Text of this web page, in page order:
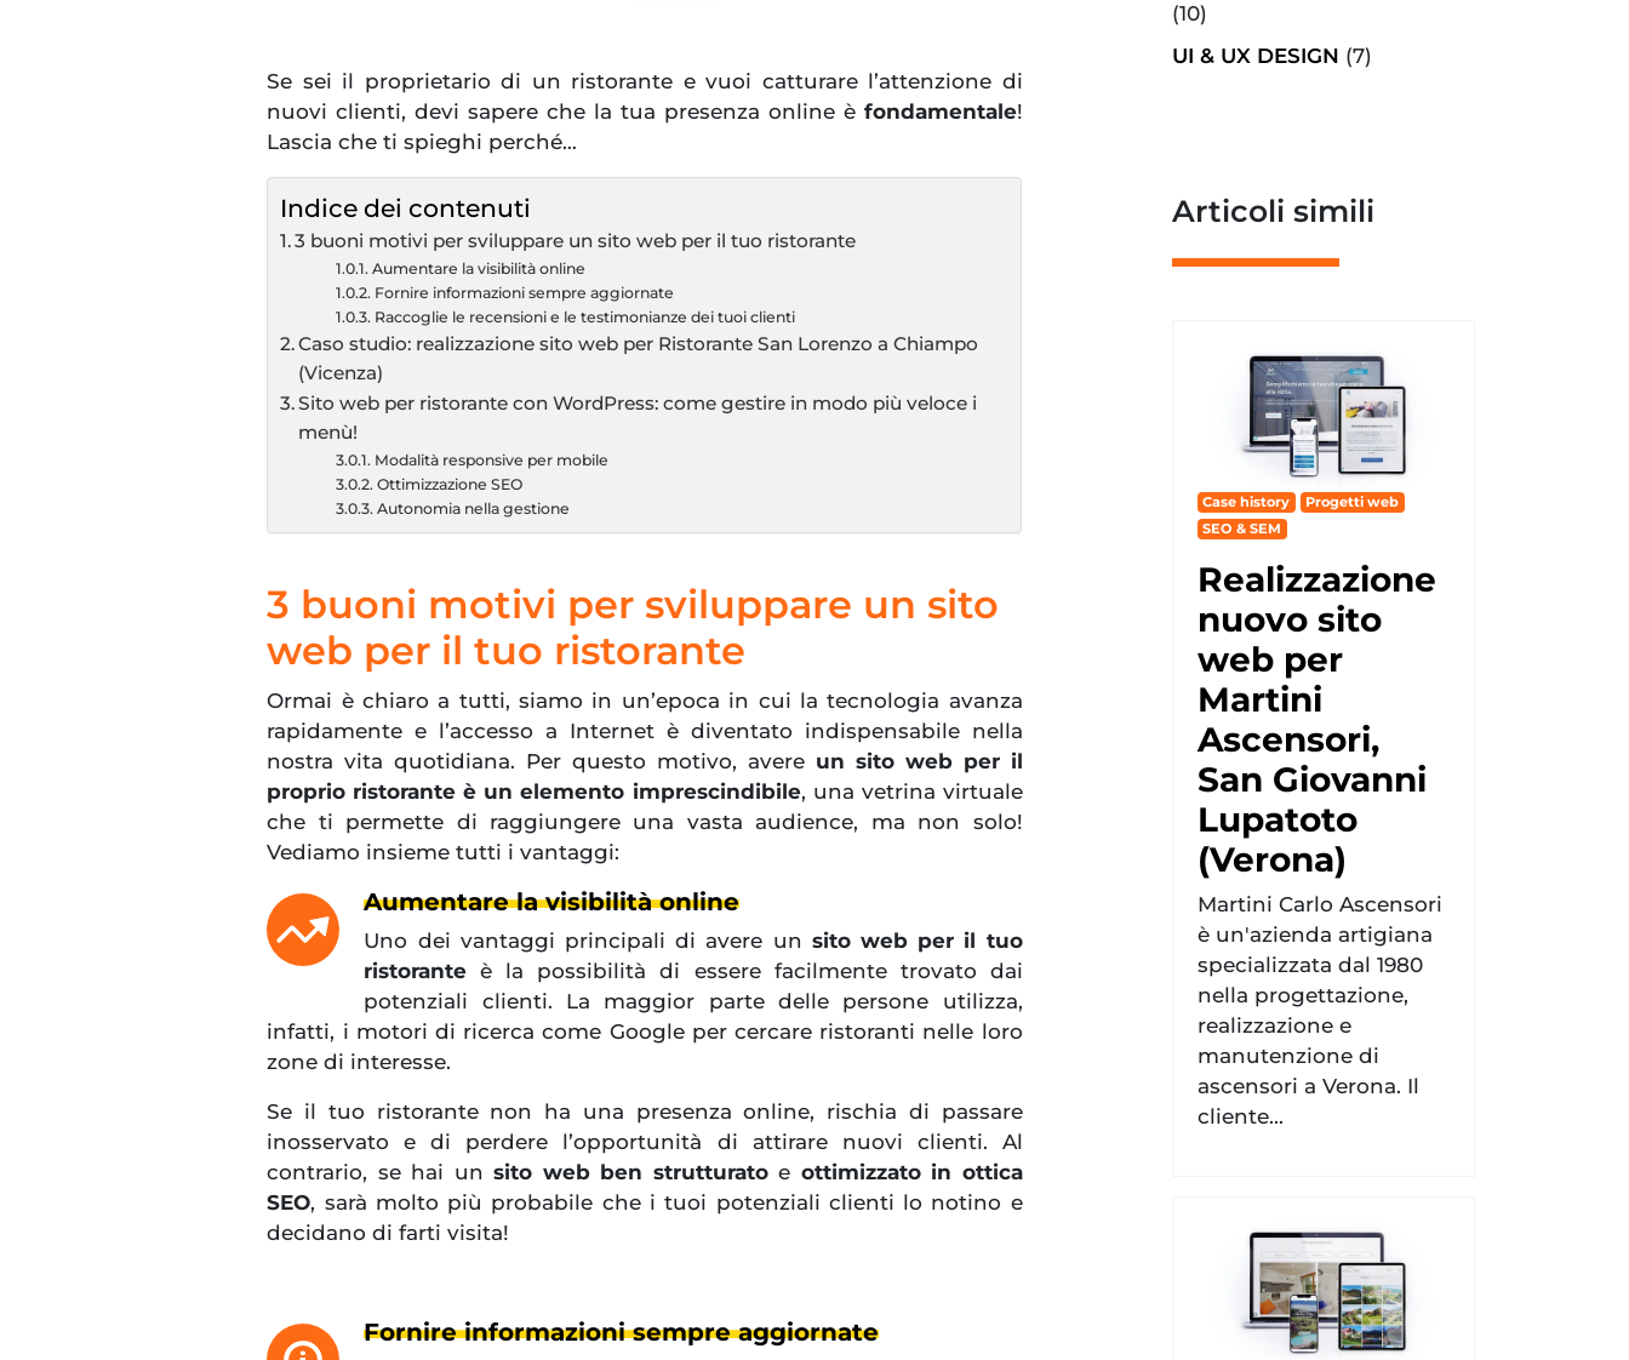
Se sei il proprietario di un ristorante e vuoi catturare l’attenzione di
nuovi clienti, devi sapere che la tua presenza online è fondamentale!
Lascia che ti spieghi perché…
Indice dei contenuti
3 buoni motivi per sviluppare un sito web per il tuo ristorante
Aumentare la visibilità online
Fornire informazioni sempre aggiornate
Raccoglie le recensioni e le testimonianze dei tuoi clienti
Caso studio: realizzazione sito web per Ristorante San Lorenzo a Chiampo
(Vicenza)
Sito web per ristorante con WordPress: come gestire in modo più veloce i
menù!
Modalità responsive per mobile
Ottimizzazione SEO
Autonomia nella gestione
3 buoni motivi per sviluppare un sito
web per il tuo ristorante
Ormai è chiaro a tutti, siamo in un’epoca in cui la tecnologia avanza
rapidamente e l’accesso a Internet è diventato indispensabile nella
nostra vita quotidiana. Per questo motivo, avere un sito web per il
proprio ristorante è un elemento imprescindibile, una vetrina virtuale
che ti permette di raggiungere una vasta audience, ma non solo!
Vediamo insieme tutti i vantaggi:
Aumentare la visibilità online
Uno dei vantaggi principali di avere un sito web per il tuo
ristorante è la possibilità di essere facilmente trovato dai
potenziali clienti. La maggior parte delle persone utilizza,
infatti, i motori di ricerca come Google per cercare ristoranti nelle loro
zone di interesse.
Se il tuo ristorante non ha una presenza online, rischia di passare
inosservato e di perdere l’opportunità di attirare nuovi clienti. Al
contrario, se hai unsito web ben strutturatoe ottimizzato in ottica
SEO, sarà molto più probabile che i tuoi potenziali clienti lo notino e
decidano di farti visita!
Fornire informazioni sempre aggiornate
(10)
UI & UX DESIGN (7)
Articoli simili
Case history
Progetti web
SEO & SEM
Realizzazione
nuovo sito
web per
Martini
Ascensori,
San Giovanni
Lupatoto
(Verona)
Martini Carlo Ascensori
è un'azienda artigiana
specializzata dal 1980
nella progettazione,
realizzazione e
manutenzione di
ascensori a Verona. Il
cliente...